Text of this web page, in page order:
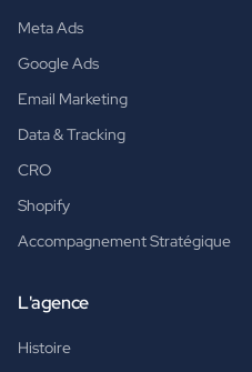
Meta Ads
Google Ads
Email Marketing
Data & Tracking
CRO
Shopify
Accompagnement Stratégique
L'agence
Histoire